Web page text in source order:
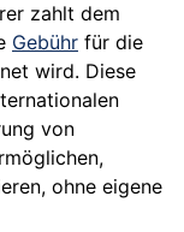
zahlt dem
Gebühr für die
wird. Diese
von
ohne eigene